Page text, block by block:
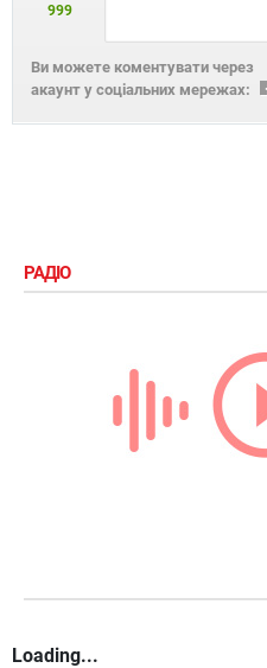
999
Ви можете коментувати через
акаунт у соціальних мережах:
РАДІО
Loading...